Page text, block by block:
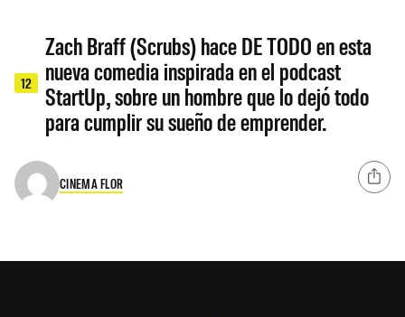
12
Zach Braff (Scrubs) hace DE TODO en esta
nueva comedia inspirada en el podcast
StartUp, sobre un hombre que lo dejó todo
para cumplir su sueño de emprender.
CINEMA FLOR